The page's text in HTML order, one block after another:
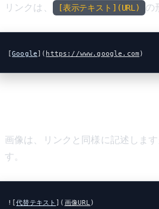
リンクは、 [表示テキスト](URL) の
[Google]( https://www.google.com )
画像は、リンクと同様に記述しま
す。
![代替テキスト ]( 画像URL)